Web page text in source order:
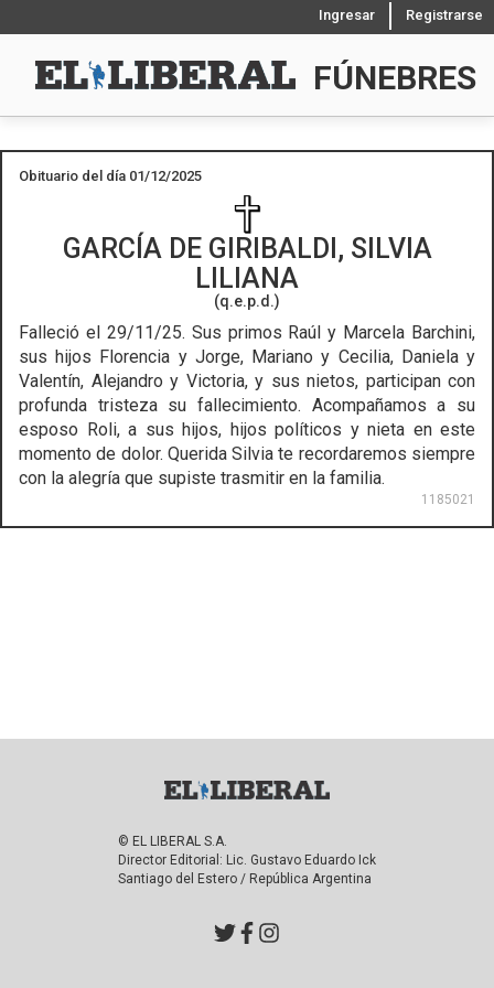
Ingresar Registrarse
FÚNEBRES
Obituario del día 01/12/2025
GARCÍA DE GIRIBALDI, SILVIA
LILIANA
(q.e.p.d.)
Falleció el 29/11/25. Sus primos Raúl y Marcela Barchini,
sus hijos Florencia y Jorge, Mariano y Cecilia, Daniela y
Valentín, Alejandro y Victoria, y sus nietos, participan con
profunda tristeza su fallecimiento. Acompañamos a su
esposo Roli, a sus hijos, hijos políticos y nieta en este
momento de dolor. Querida Silvia te recordaremos siempre
con la alegría que supiste trasmitir en la familia.
1185021
© EL LIBERAL S.A.
Director Editorial: Lic. Gustavo Eduardo Ick
Santiago del Estero / República Argentina